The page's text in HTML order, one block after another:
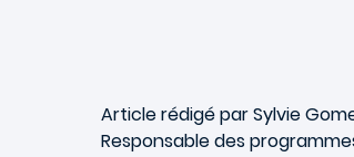
Article rédigé par Sylvie
Responsable des